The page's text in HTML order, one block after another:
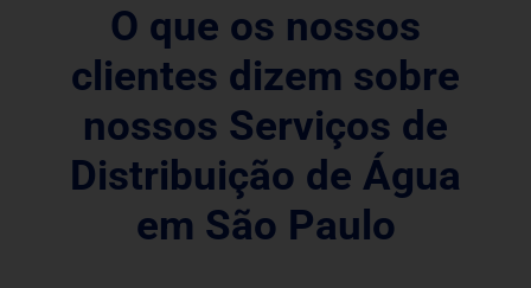
O que os nossos
clientes dizem sobre
nossos Serviços de
Distribuição de Água
em São Paulo